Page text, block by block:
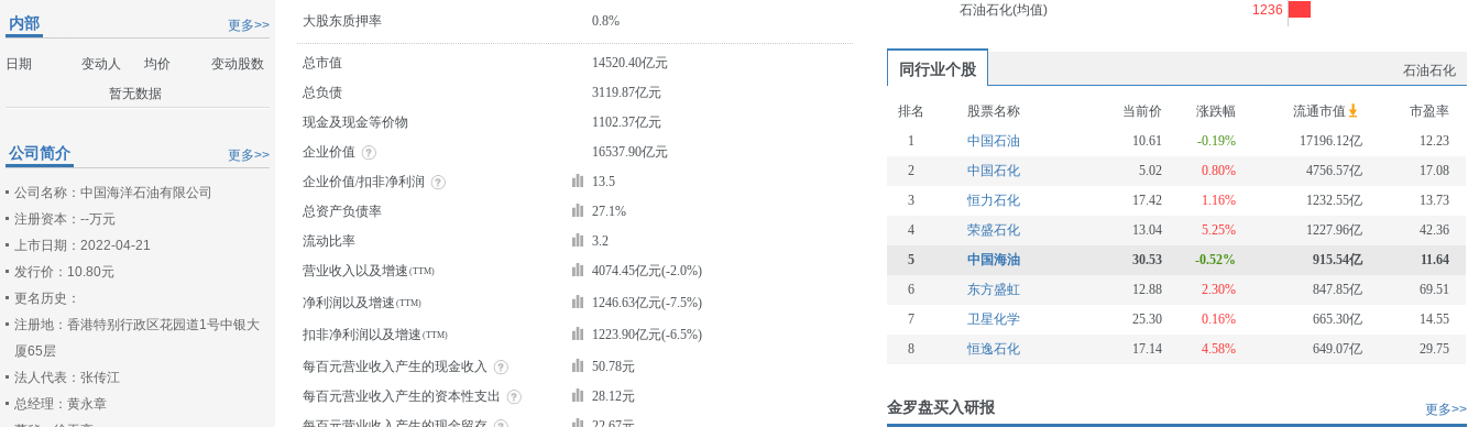
更多>>
内部
日期 变动人 均价
变动股数
暂无数据
更多>>
公司简介
公司名称：中国海洋石油有限公司
注册资本：--万元
上市日期：2022-04-21
发行价：10.80元
更名历史：
注册地：香港特别行政区花园道1号中银大
厦65层
法人代表：张传江
总经理：黄永章
大股东质押率
0.8%
总市值
14520.40亿元
总负债
3119.87亿元
现金及现金等价物
1102.37亿元
企业价值
16537.90亿元
企业价值/扣非净利润
13.5
总资产负债率
27.1%
流动比率
3.2
营业收入以及增速
4074.45亿元(-2.0%)
净利润以及增速 1246.63亿元(-7.5%)
扣非净利润以及增速 1223.90亿元(-6.5%)
每百元营业收入产生的现金收入
50.78元
每百元营业收入产生的资本性支出
28.12元
石油石化(均值) 1236
同行业个股 石油石化
排名 股票名称 当前价 涨跌幅 流通市值
市盈率
1
中国石油 10.61 -0.19% 17196.12亿
12.23
2
中国石化 5.02 0.80% 4756.57亿
17.08
3
恒力石化 17.42 1.16% 1232.55亿
13.73
4
荣盛石化 13.04 5.25% 1227.96亿
42.36
5
中国海油 30.53 -0.52% 915.54亿
11.64
6
东方盛虹 12.88 2.30% 847.85亿
69.51
7
卫星化学 25.30 0.16% 665.30亿
14.55
8
恒逸石化 17.14 4.58% 649.07亿 29.75
更多>>
金罗盘买入研报